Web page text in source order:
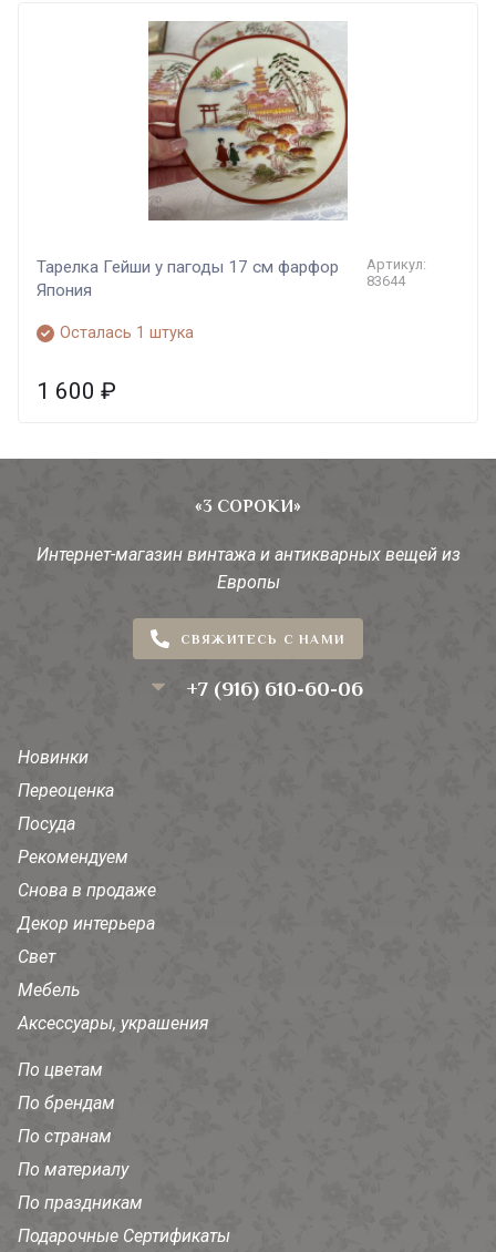
Тарелка Гейши у пагоды 17 см фарфор
Япония
Артикул:
83644
Осталась 1 штука
1 600 ₽
«3 СОРОКИ»
Интернет-магазин винтажа и антикварных вещей из
Европы
СВЯЖИТЕСЬ С НАМИ
+7 (916) 610-60-06
Новинки
Переоценка
Посуда
Рекомендуем
Снова в продаже
Декор интерьера
Свет
Мебель
Аксессуары, украшения
По цветам
По брендам
По странам
По материалу
По праздникам
Подарочные Сертификаты